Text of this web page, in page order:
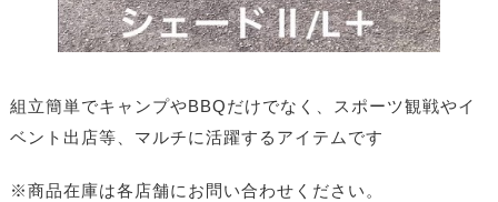
組立簡単でキャンプやBBQだけでなく、スポーツ観戦やイ
ベント出店等、マルチに活躍するアイテムです
※商品在庫は各店舗にお問い合わせください。